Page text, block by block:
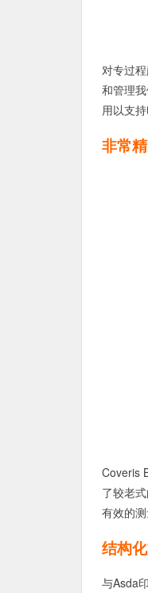
对专过
和管理
用以支
非常
Coveris
了较老
有效的
结构
与Asda